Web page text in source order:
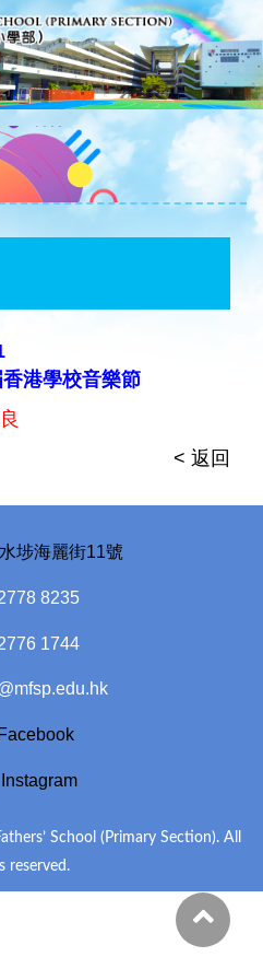
港學校音樂節
< 返回
埗海麗街11號
8235
1744
Facebook
Instagram
School (Primary Section). All
reserved.